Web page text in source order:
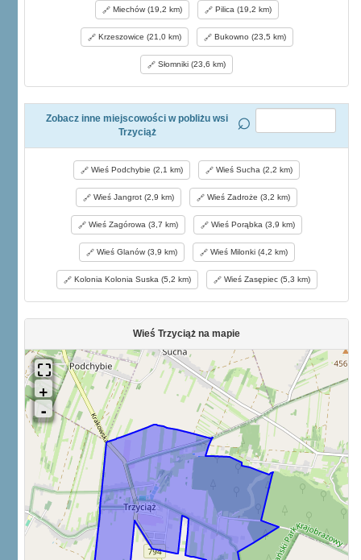
Miechów (19,2 km) Pilica (19,2 km)
Krzeszowice (21,0 km) Bukowno (23,5 km)
Słomniki (23,6 km)
Zobacz inne miejscowości w pobliżu wsi
Trzyciąż
Wieś Podchybie (2,1 km) Wieś Sucha (2,2 km)
Wieś Jangrot (2,9 km) Wieś Zadroże (3,2 km)
Wieś Zagórowa (3,7 km) Wieś Porąbka (3,9 km)
Wieś Glanów (3,9 km) Wieś Milonki (4,2 km)
Kolonia Kolonia Suska (5,2 km) Wieś Zasępiec (5,3 km)
Wieś Trzyciąż na mapie